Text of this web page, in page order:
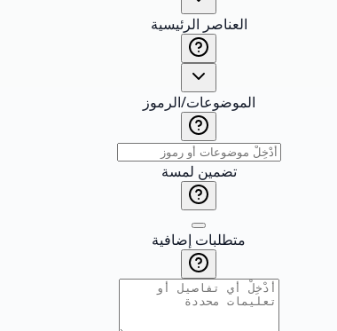
العناصر الرئيسية
الموضوعات/الرموز
تضمين لمسة
متطلبات إضافية